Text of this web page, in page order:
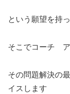
という願望を持
そこでコーチ
その問題解決の
イスします